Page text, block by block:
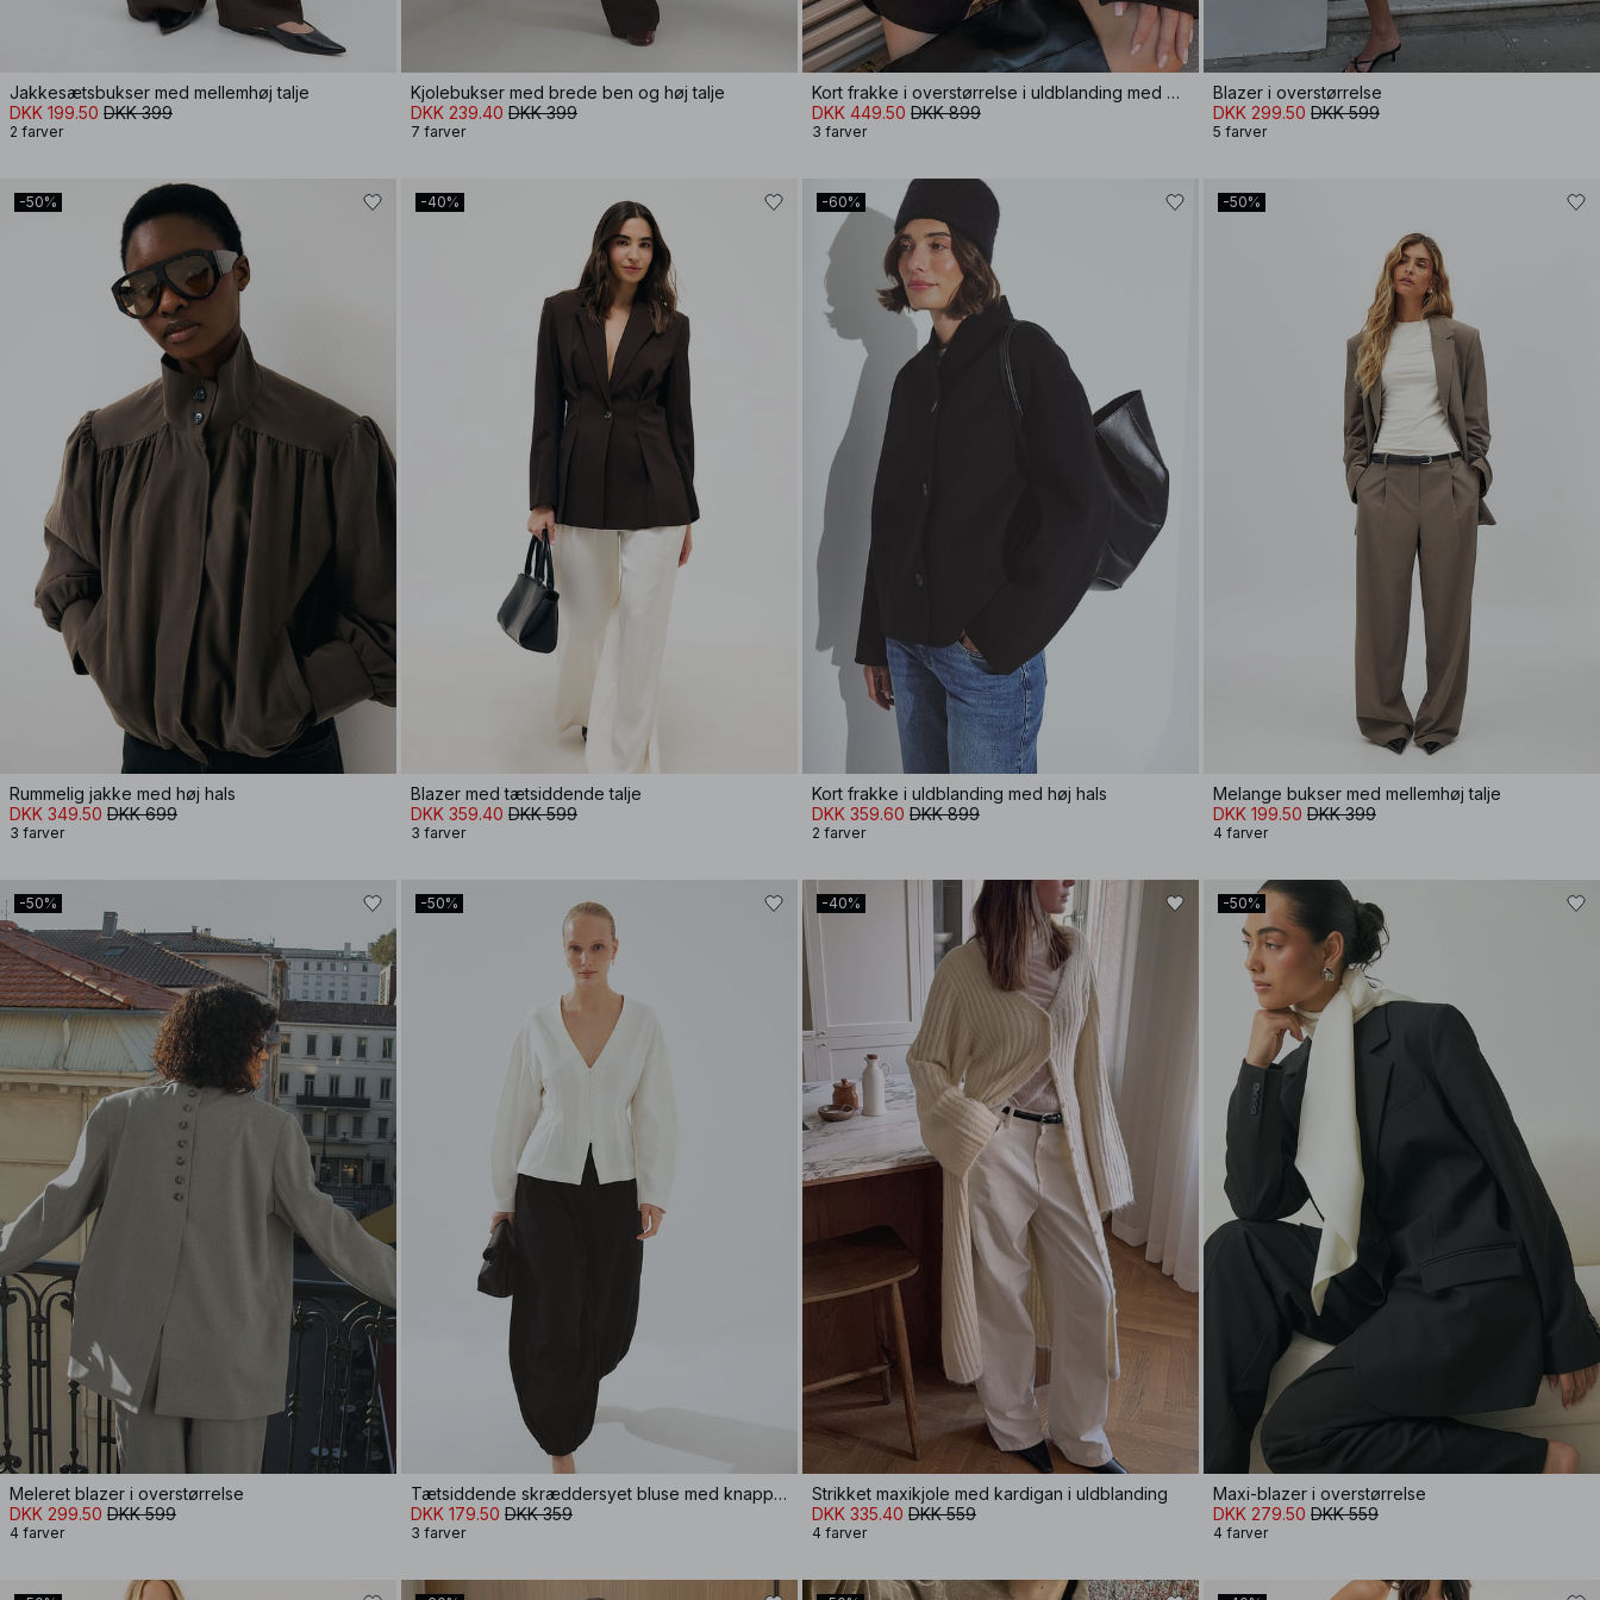
Jakkesætsbukser med mellemhøj talje
DKK 199.50 DKK 399
2 farver
Kjolebukser med brede ben og høj talje
DKK 239.40 DKK 399
7 farver
Kort frakke i overstørrelse i uldblanding med ærmedetalje
DKK 449.50 DKK 899
3 farver
Blazer i overstørrelse
DKK 299.50 DKK 599
5 farver
-50%
Rummelig jakke med høj hals
DKK 349.50 DKK 699
3 farver
-40%
Blazer med tætsiddende talje
DKK 359.40 DKK 599
3 farver
-60%
Kort frakke i uldblanding med høj hals
DKK 359.60 DKK 899
2 farver
-50%
Melange bukser med mellemhøj talje
DKK 199.50 DKK 399
4 farver
-50%
Meleret blazer i overstørrelse
DKK 299.50 DKK 599
4 farver
-50%
Tætsiddende skræddersyet bluse med knapper foran
DKK 179.50 DKK 359
3 farver
-40%
Strikket maxikjole med kardigan i uldblanding
DKK 335.40 DKK 559
4 farver
-50%
Maxi-blazer i overstørrelse
DKK 279.50 DKK 559
4 farver